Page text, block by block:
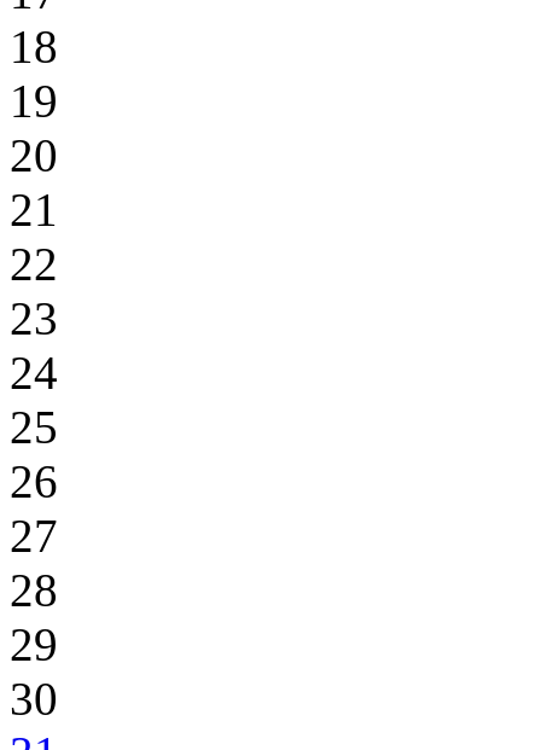
18
19
20
21
22
23
24
25
26
27
28
29
30